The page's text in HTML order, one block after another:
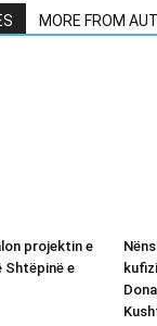
MORE FROM
projektin e
Shtëpinë e